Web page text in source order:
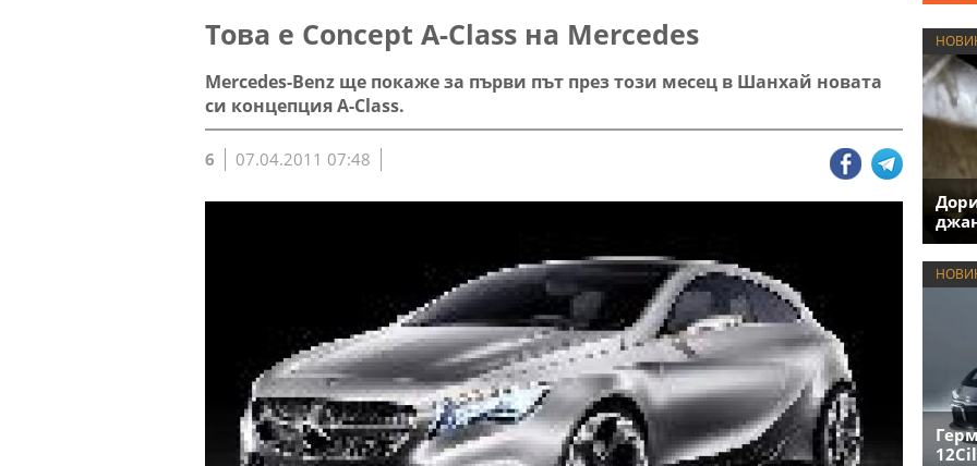
Това е Concept A-Class на Mercedes
Mercedes-Benz ще покаже за първи път през този месец в Шанхай новата
си концепция A-Class.
6 07.04.2011 07:48